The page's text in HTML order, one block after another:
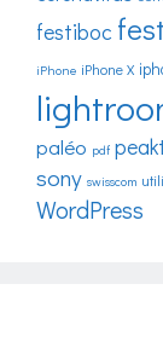
festiboc
iPhone iPhone X
paléo pdf
sony swisscom
WordPress